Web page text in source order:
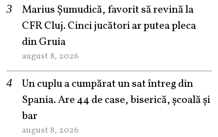
Marius Șumudică, favorit să revină la
CFR Cluj. Cinci jucători ar putea pleca
din Gruia
august 8, 2026
Un cuplu a cumpărat un sat întreg din
Spania. Are 44 de case, biserică, școală și
bar
august 8, 2026